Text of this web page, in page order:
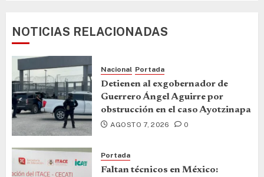
NOTICIAS RELACIONADAS
Nacional Portada
Detienen al exgobernador de
Guerrero Ángel Aguirre por
obstrucción en el caso Ayotzinapa
AGOSTO 7, 2026 0
Portada
Faltan técnicos en México: